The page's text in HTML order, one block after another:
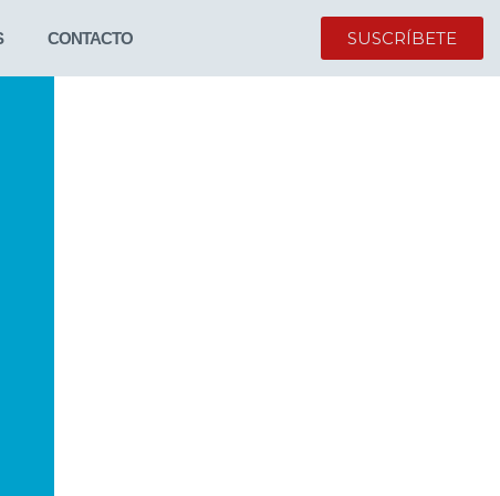
CONTACTO SUSCRÍBETE